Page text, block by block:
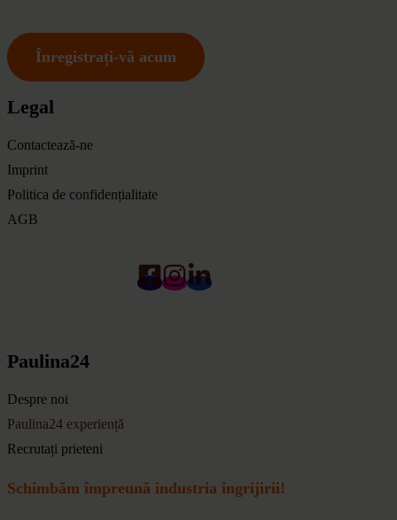
Înregistrați-vă acum
Legal
Contactează-ne
Imprint
Politica de confidențialitate
AGB
Paulina24
Despre noi
Paulina24 experiență
Recrutați prieteni
Schimbăm împreună industria îngrijirii!